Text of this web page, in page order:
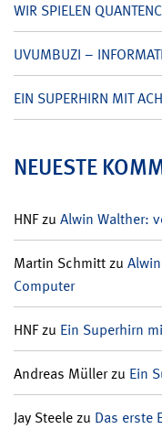
WIR SPIELEN
UVUMBUZI –
EIN SUPERHIRN MIT
NEUESTE
HNFzu Alwin Walther:
Martin Schmittzu
Computer
HNFzu Ein Superhirn
Andreas Müllerzu Ein
Jay Steelezu Das erste